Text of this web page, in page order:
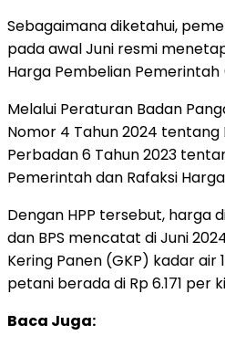
Sebagaimana diketahui,
pada awal Juni resmi
Harga Pembelian Pemerintah
Melalui Peraturan Badan
Nomor 4 Tahun 2024
Perbadan 6 Tahun 2023
Pemerintah dan Rafaksi
Dengan HPP tersebut, harga
dan BPS mencatat di Juni
Kering Panen (GKP) kadar air
petani berada di Rp 6.171 per
Baca Juga: